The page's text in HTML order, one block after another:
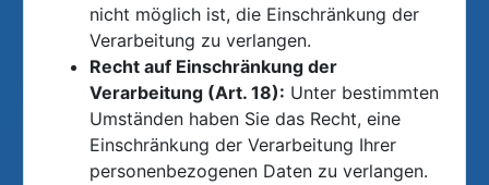
nicht möglich ist, die Einschränkung der
Verarbeitung zu verlangen.
Recht auf Einschränkung der
Verarbeitung (Art. 18): Unter bestimmten
Umständen haben Sie das Recht, eine
Einschränkung der Verarbeitung Ihrer
personenbezogenen Daten zu verlangen.